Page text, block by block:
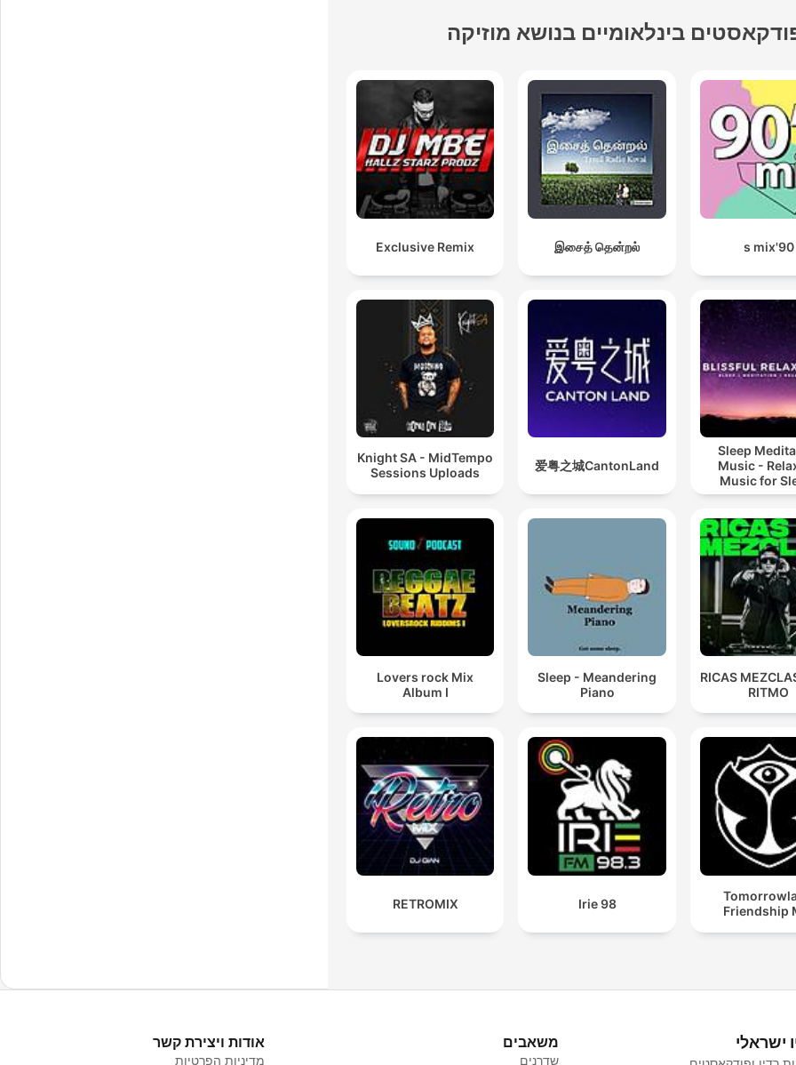
בינלאומיים בנושא מוזיקה
90's mix
இசைத் தென்றல்
Exclusive Remix
Sleep
Music -
Music for
爱粤之城CantonLand
Knight SA - MidTempo
Sessions Uploads
RICAS
RITMO
Sleep - Meandering
Piano
Lovers rock Mix
Album I
Friendship
Irie 98
RETROMIX
ישראלי משאבים
שדרנים
אודות ויצירת קשר
מדיניות הפרטיות